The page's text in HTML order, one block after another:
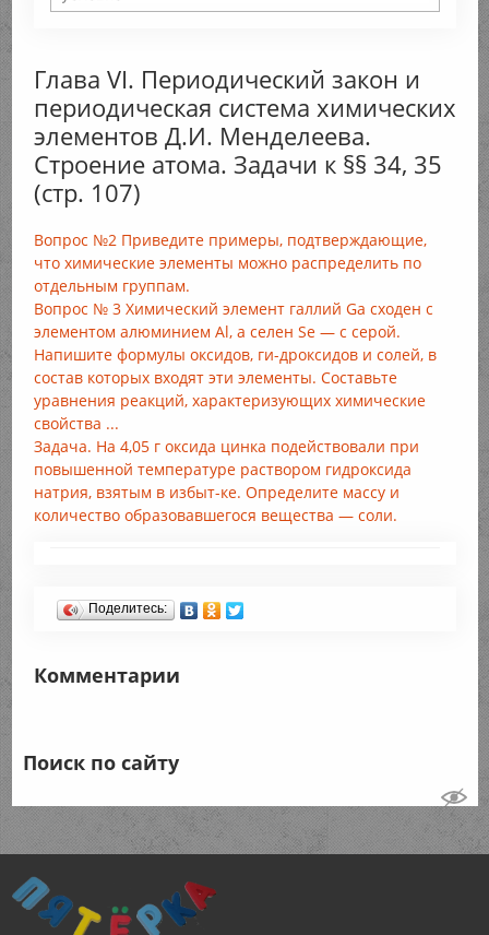
Глава VI. Периодический закон и
периодическая система химических
элементов Д.И. Менделеева.
Строение атома. Задачи к §§ 34, 35
(стр. 107)
Вопрос №2 Приведите примеры, подтверждающие,
что химические элементы можно распределить по
отдельным группам.
Вопрос № 3 Химический элемент галлий Ga сходен с
элементом алюминием Al, а селен Se — с серой.
Напишите формулы оксидов, ги-дроксидов и солей, в
состав которых входят эти элементы. Составьте
уравнения реакций, характеризующих химические
свойства ...
Задача. На 4,05 г оксида цинка подействовали при
повышенной температуре раствором гидроксида
натрия, взятым в избыт-ке. Определите массу и
количество образовавшегося вещества — соли.
Поделитесь:
Комментарии
Поиск по сайту